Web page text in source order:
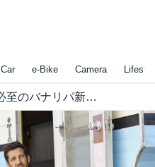
Car e-Bike Camera
ヘビロテ必至のバナリパ新定番「トラベラーパンツ」に注目！